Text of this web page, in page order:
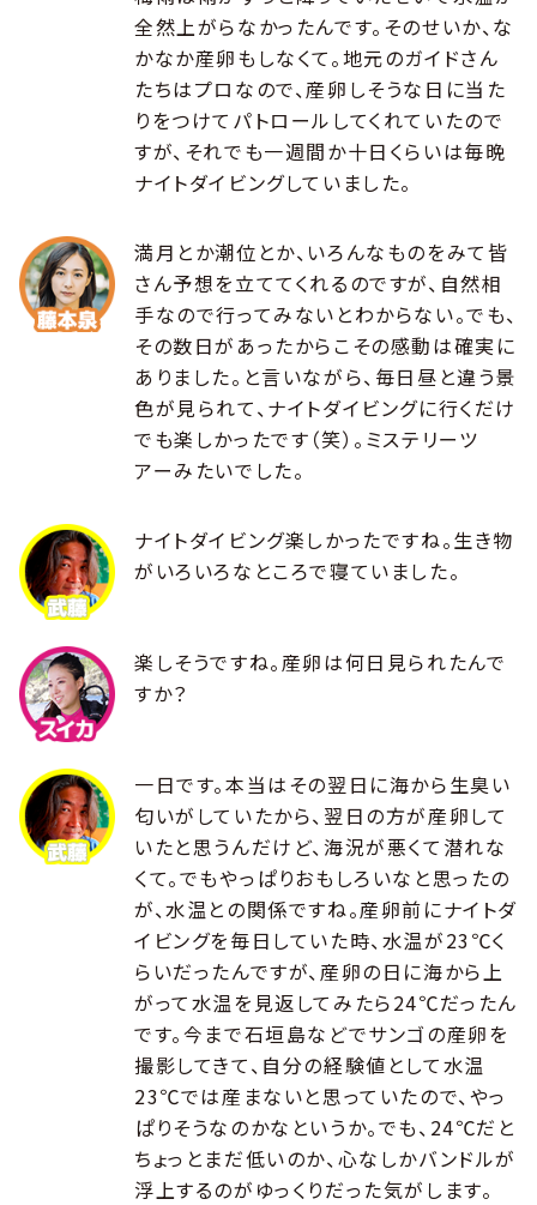
全然上がらなかったんです。そのせいか、な
かなか産卵もしなくて。地元のガイドさん
たちはプロなので、産卵しそうな日に当た
りをつけてパトロールしてくれていたので
すが、それでも一週間か十日くらいは毎晩
ナイトダイビングしていました。
満月とか潮位とか、いろんなものをみて皆
さん予想を立ててくれるのですが、自然相
手なので行ってみないとわからない。でも、
その数日があったからこその感動は確実に
ありました。と言いながら、毎日昼と違う景
色が見られて、ナイトダイビングに行くだけ
でも楽しかったです（笑）。ミステリーツ
アーみたいでした。
ナイトダイビング楽しかったですね。生き物
がいろいろなところで寝ていました。
楽しそうですね。産卵は何日見られたんで
すか？
一日です。本当はその翌日に海から生臭い
匂いがしていたから、翌日の方が産卵して
いたと思うんだけど、海況が悪くて潜れな
くて。でもやっぱりおもしろいなと思ったの
が、水温との関係ですね。産卵前にナイトダ
イビングを毎日していた時、水温が23℃く
らいだったんですが、産卵の日に海から上
がって水温を見返してみたら24℃だったん
です。今まで石垣島などでサンゴの産卵を
撮影してきて、自分の経験値として水温
23℃では産まないと思っていたので、やっ
ぱりそうなのかなというか。でも、24℃だと
ちょっとまだ低いのか、心なしかバンドルが
浮上するのがゆっくりだった気がします。